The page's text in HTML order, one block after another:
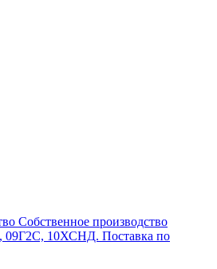
Собственное производство
09Г2С, 10ХСНД. Поставка по